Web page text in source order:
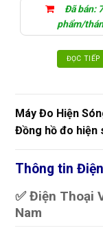
Đã bán:
phẩm/
ĐỌC TIẾP
Máy Đo Hiện
Đồng hồ đo hiện
Thông tin
✅ Điện Thoại
Nam